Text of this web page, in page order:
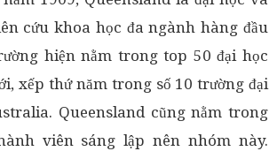
cứu khoa học đa ngành hàng đầu
hiện nằm trong top 50 đại học
xếp thứ năm trong số 10 trường đại
Queensland cũng nằm trong
viên sáng lập nên nhóm này.